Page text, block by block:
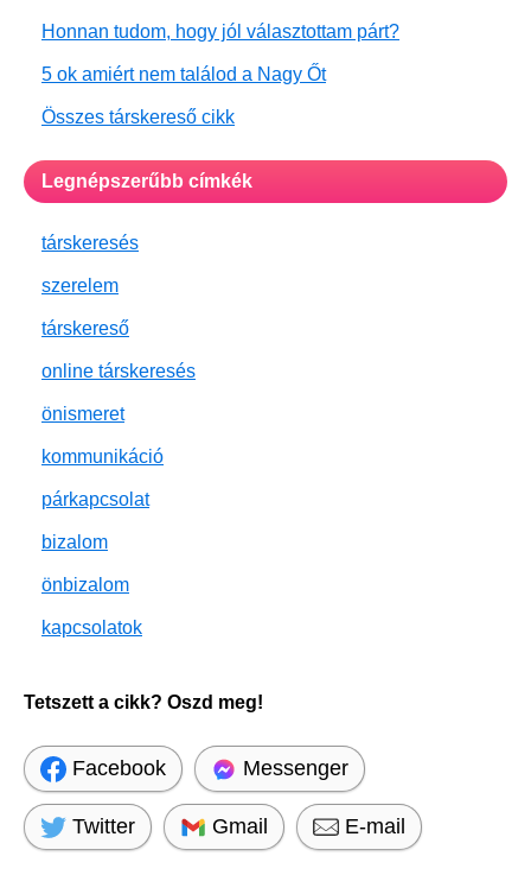
Honnan tudom, hogy jól választottam párt?
5 ok amiért nem találod a Nagy Őt
Összes társkereső cikk
Legnépszerűbb címkék
társkeresés
szerelem
társkereső
online társkeresés
önismeret
kommunikáció
párkapcsolat
bizalom
önbizalom
kapcsolatok
Tetszett a cikk? Oszd meg!
Facebook Messenger
Twitter Gmail E-mail